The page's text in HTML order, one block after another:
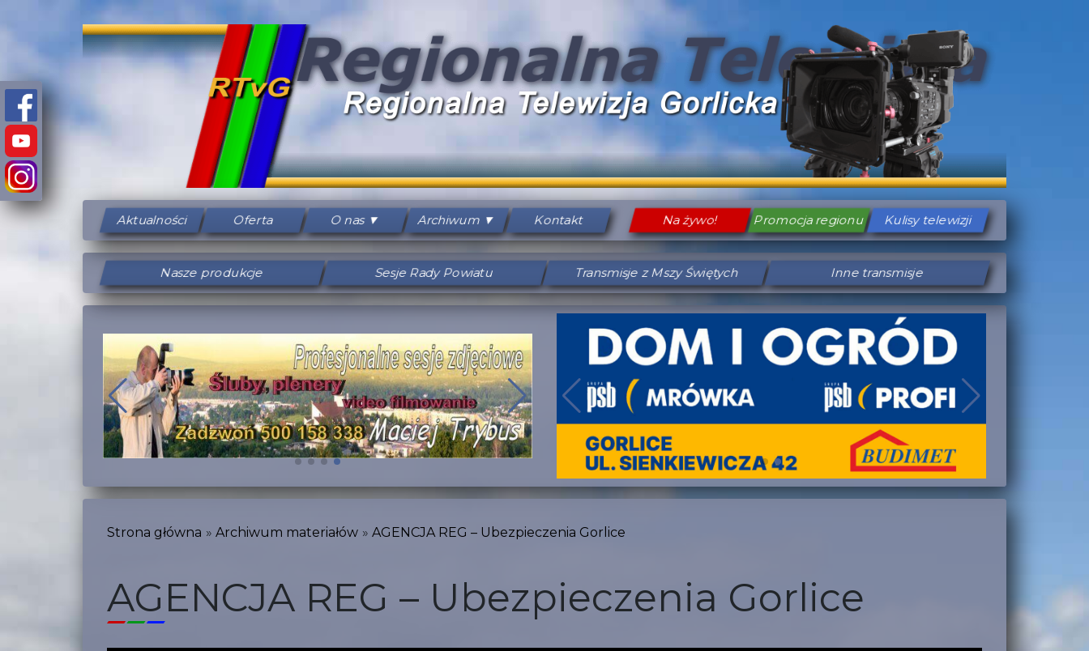
Aktualności Oferta O nas Archiwum Kontakt Na żywo! Promocja regionu Kulisy telewizji
Nasze produkcje Sesje Rady Powiatu Transmisje z Mszy Świętych Inne transmisje
Strona główna Archiwum materiałów AGENCJA REG – Ubezpieczenia Gorlice
AGENCJA REG – Ubezpieczenia Gorlice